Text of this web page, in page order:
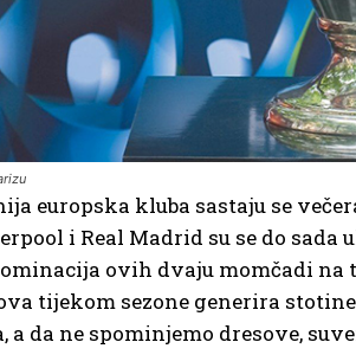
europska kluba sastaju se
i Real Madrid su se do
ovih dvaju momčadi
tijekom sezone generira
da ne spominjemo dresove,